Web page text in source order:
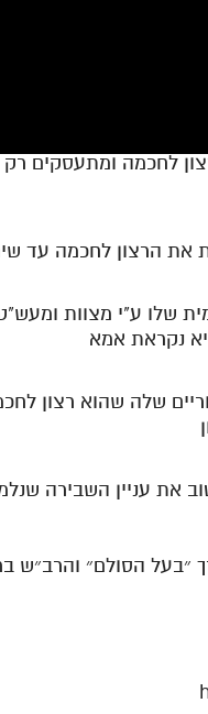
לחכמה ומתעסקים
שלו ע"י מצוות
נקראת אמא
שלה שהוא רצון
את עניין השבירה
״בעל הסולם״ והרב״ש